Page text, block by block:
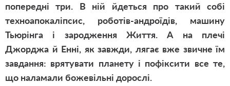
попередні три. В ній йдеться про такий собі
техноапокаліпсис, роботів-андроїдів, машину
Тьюрінга і зародження Життя. А на плечі
Джорджа й Енні, як завжди, лягає вже звичне їм
завдання: врятувати планету і пофіксити все те,
що наламали божевільні дорослі.